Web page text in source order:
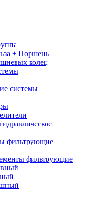
+ Поршень
колец
системы
фильтрующие
фильтрующие